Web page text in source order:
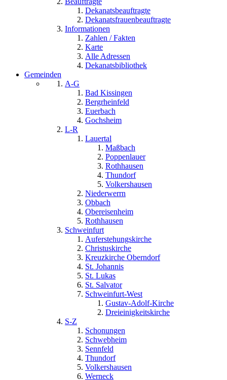
Dekanatsbeauftragte
Dekanatsfrauenbeauftragte
Informationen
Zahlen / Fakten
Karte
Alle Adressen
Dekanatsbibliothek
Gemeinden
A-G
Bad Kissingen
Bergrheinfeld
Euerbach
Gochsheim
L-R
Lauertal
Maßbach
Poppenlauer
Rothhausen
Thundorf
Volkershausen
Niederwerrn
Obbach
Obereisenheim
Rothhausen
Schweinfurt
Auferstehungskirche
Christuskirche
Kreuzkirche Oberndorf
St. Johannis
St. Lukas
St. Salvator
Schweinfurt-West
Gustav-Adolf-Kirche
Dreieinigkeitskirche
S-Z
Schonungen
Schwebheim
Sennfeld
Thundorf
Volkershausen
Werneck